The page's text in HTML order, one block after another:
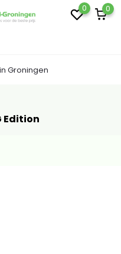
0 0
in Groningen
Edition